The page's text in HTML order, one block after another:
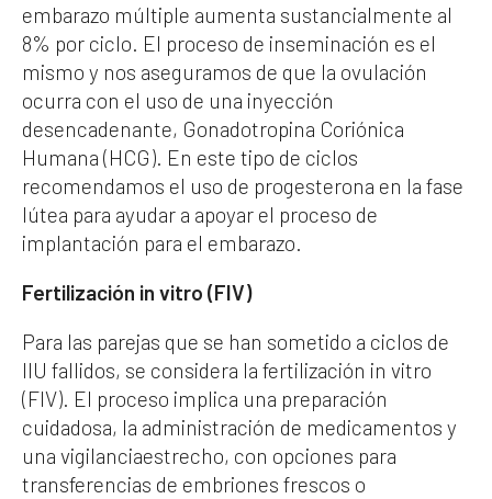
embarazo múltiple aumenta sustancialmente al
8% por ciclo. El proceso de inseminación es el
mismo y nos aseguramos de que la ovulación
ocurra con el uso de una inyección
desencadenante, Gonadotropina Coriónica
Humana (HCG). En este tipo de ciclos
recomendamos el uso de progesterona en la fase
lútea para ayudar a apoyar el proceso de
implantación para el embarazo.
Fertilización in vitro (FIV)
Para las parejas que se han sometido a ciclos de
IIU fallidos, se considera la fertilización in vitro
(FIV). El proceso implica una preparación
cuidadosa, la administración de medicamentos y
una vigilanciaestrecho, con opciones para
transferencias de embriones frescos o